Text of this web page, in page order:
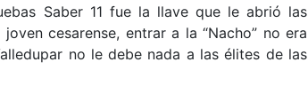
Saber 11 fue la llave que le abrió las
cesarense, entrar a la “Nacho” no era
no le debe nada a las élites de las